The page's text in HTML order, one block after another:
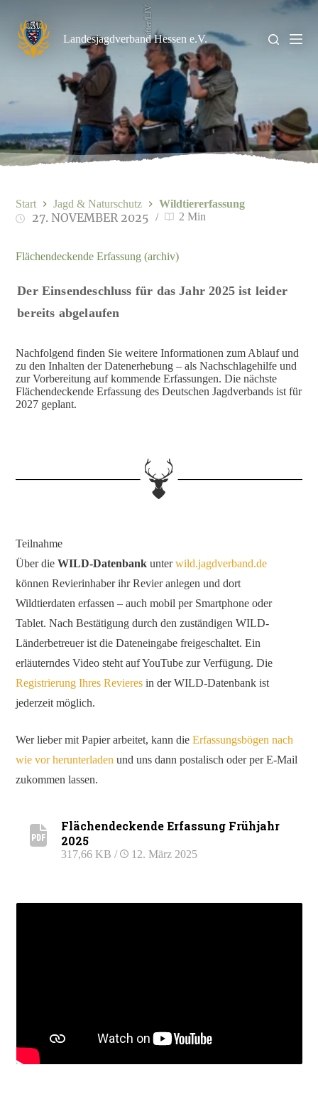
springen
Landesjagdverband Hessen e.V.
Stifter/LJV
Start Jagd & Naturschutz Wildtiererfassung
27. NOVEMBER 2025 2 Min
Flächendeckende Erfassung (archiv)
Der Einsendeschluss für das Jahr 2025 ist leider
bereits abgelaufen
Nachfolgend finden Sie weitere Informationen zum Ablauf und
zu den Inhalten der Datenerhebung – als Nachschlagehilfe und
zur Vorbereitung auf kommende Erfassungen. Die nächste
Flächendeckende Erfassung des Deutschen Jagdverbands ist für
2027 geplant.
Teilnahme
Über dieWILD-Datenbank unterwild.jagd­ver­band.de
können Revierinhaber ihr Revier anlegen und dort
Wildtierdaten erfassen – auch mobil per Smartphone oder
Tablet. Nach Bestätigung durch den zuständigen WILD-
Länderbetreuer ist die Dateneingabe freigeschaltet. Ein
erläuterndes Video steht auf YouTube zur Verfügung. Die
Registrierung Ihres Revieres in der WILD-Datenbank ist
jederzeit möglich.
Wer lieber mit Papier arbeitet, kann dieErfassungsbögen nach
wie vor herunterladen und uns dann postalisch oder per E-Mail
zukommen lassen.
Flächendeckende Erfassung Frühjahr
2025
317,66 KB / 12. März 2025